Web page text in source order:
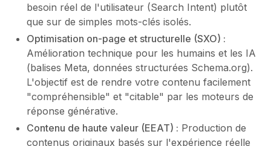
besoin réel de l'utilisateur (Search Intent) plutôt
que sur de simples mots-clés isolés.
Optimisation on-page et structurelle (SXO) :
Amélioration technique pour les humains et les IA
(balises Meta, données structurées Schema.org).
L'objectif est de rendre votre contenu facilement
"compréhensible" et "citable" par les moteurs de
réponse générative.
Contenu de haute valeur (EEAT) : Production de
contenus originaux basés sur l'expérience réelle